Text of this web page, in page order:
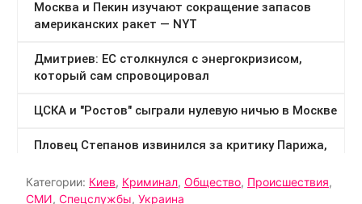
Категории: Киев, Криминал, Общество, Происшествия,
СМИ, Спецслужбы, Украина